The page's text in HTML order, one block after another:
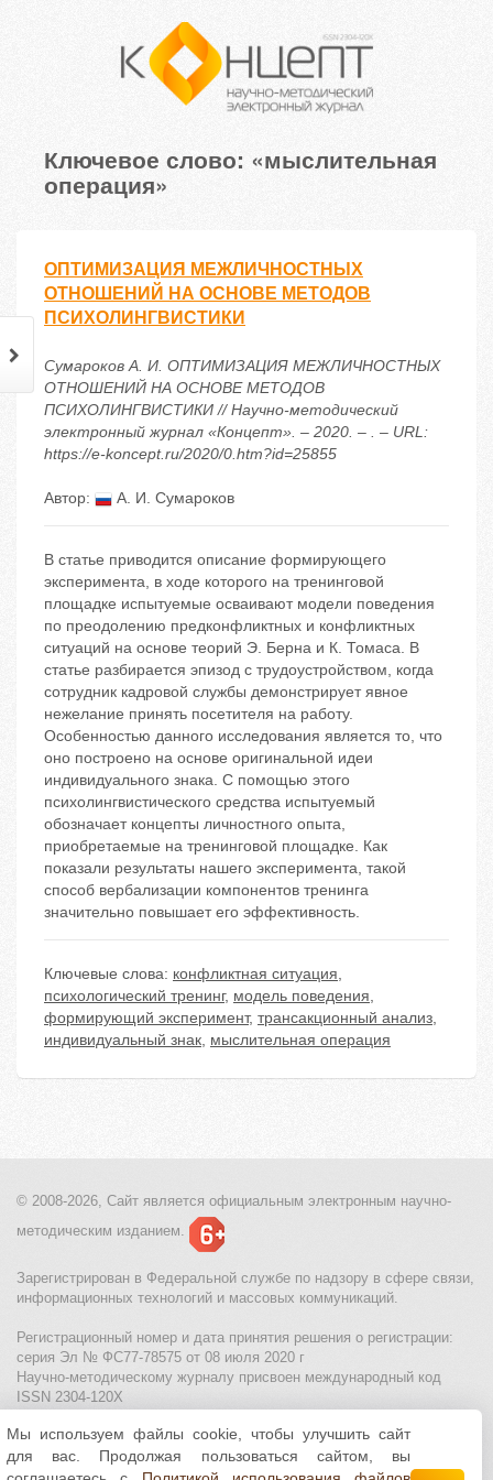
Ключевое слово: «мыслительная
операция»
ОПТИМИЗАЦИЯ МЕЖЛИЧНОСТНЫХ
ОТНОШЕНИЙ НА ОСНОВЕ МЕТОДОВ
ПСИХОЛИНГВИСТИКИ
Сумароков А. И. ОПТИМИЗАЦИЯ МЕЖЛИЧНОСТНЫХ
ОТНОШЕНИЙ НА ОСНОВЕ МЕТОДОВ
ПСИХОЛИНГВИСТИКИ // Научно-методический
электронный журнал «Концепт». – 2020. – . – URL:
https://e-koncept.ru/2020/0.htm?id=25855
Автор: А. И. Сумароков
В статье приводится описание формирующего
эксперимента, в ходе которого на тренинговой
площадке испытуемые осваивают модели поведения
по преодолению предконфликтных и конфликтных
ситуаций на основе теорий Э. Берна и К. Томаса. В
статье разбирается эпизод с трудоустройством, когда
сотрудник кадровой службы демонстрирует явное
нежелание принять посетителя на работу.
Особенностью данного исследования является то, что
оно построено на основе оригинальной идеи
индивидуального знака. С помощью этого
психолингвистического средства испытуемый
обозначает концепты личностного опыта,
приобретаемые на тренинговой площадке. Как
показали результаты нашего эксперимента, такой
способ вербализации компонентов тренинга
значительно повышает его эффективность.
Ключевые слова: конфликтная ситуация,
психологический тренинг, модель поведения,
формирующий эксперимент, трансакционный анализ,
индивидуальный знак, мыслительная операция
© 2008-2026, Сайт является официальным электронным научно-
методическим изданием.
Зарегистрирован в Федеральной службе по надзору в сфере связи,
информационных технологий и массовых коммуникаций.
Регистрационный номер и дата принятия решения о регистрации:
серия Эл № ФС77-78575 от 08 июля 2020 г
Научно-методическому журналу присвоен международный код
ISSN 2304-120X
МЦИТО|Школьные олимпиады и онлайн конкурсы для детей
Политика использования файлов cookie| Политика обработки и
защиты персональных данных
Мы используем файлы cookie, чтобы улучшить сайт
для вас. Продолжая пользоваться сайтом, вы